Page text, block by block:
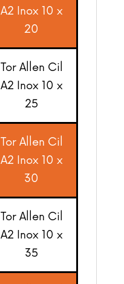
A2 Inox 10 x
20
Tor Allen Cil
A2 Inox 10 x
25
Tor Allen Cil
A2 Inox 10 x
30
Tor Allen Cil
A2 Inox 10 x
35